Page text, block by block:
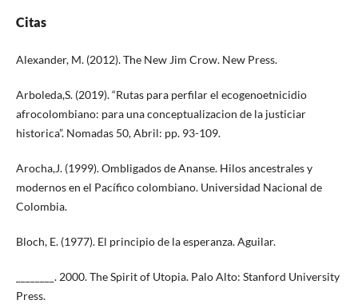
Citas
Alexander, M. (2012). The New Jim Crow. New Press.
Arboleda,S. (2019). “Rutas para perfilar el ecogenoetnicidio
afrocolombiano: para una conceptualizacion de la justiciar
historica”. Nomadas 50, Abril: pp. 93-109.
Arocha,J. (1999). Ombligados de Ananse. Hilos ancestrales y
modernos en el Pacífico colombiano. Universidad Nacional de
Colombia.
Bloch, E. (1977). El principio de la esperanza. Aguilar.
________. 2000. The Spirit of Utopia. Palo Alto: Stanford University
Press.